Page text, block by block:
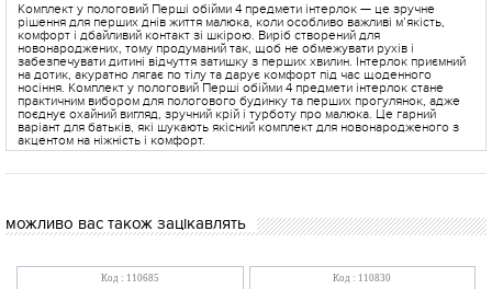
Комплект у пологовий Перші обійми 4 предмети інтерлок — це зручне
рішення для перших днів життя малюка, коли особливо важливі м’якість,
комфорт і дбайливий контакт зі шкірою. Виріб створений для
новонароджених, тому продуманий так, щоб не обмежувати рухів і
забезпечувати дитині відчуття затишку з перших хвилин. Інтерлок приємний
на дотик, акуратно лягає по тілу та дарує комфорт під час щоденного
носіння. Комплект у пологовий Перші обійми 4 предмети інтерлок стане
практичним вибором для пологового будинку та перших прогулянок, адже
поєднує охайний вигляд, зручний крій і турботу про малюка. Це гарний
варіант для батьків, які шукають якісний комплект для новонародженого з
акцентом на ніжність і комфорт.
можливо вас також зацікавлять
Код : 110685 Код : 110830